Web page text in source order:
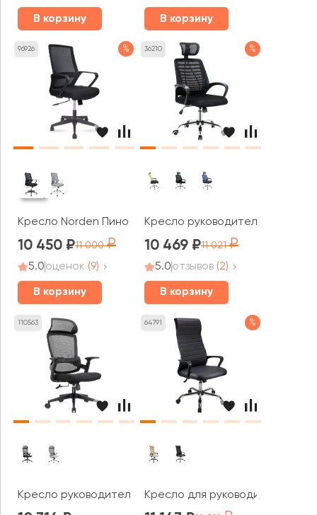
В корзину В корзину
96926 %
Кресло Norden Пино / Pino black LB
10 450 11 000
5.0оценок (9)
В корзину
36210 %
Кресло руководителя AL 777
10 469 11 021
5.0отзывов (2)
В корзину
110563
Кресло руководителя RV ЧЕЙР Джоб / Job (6246A /
64791 %
Кресло для руководителя RV